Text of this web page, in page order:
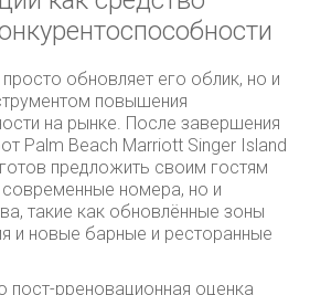
обновляет его облик, но и
повышения
на рынке. После завершения
Palm Beach Marriott Singer Island
предложить своим гостям
номера, но и
такие как обновлённые зоны
и новые барные и ресторанные
пост-рреновационная оценка